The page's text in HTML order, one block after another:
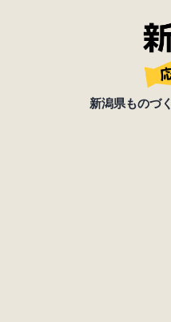
新潟県ものづ